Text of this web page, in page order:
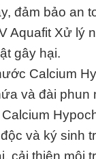
đảm bảo an
Aquafit Xử lý
gây hại.
Calcium
và đài phun
và ký sinh
cải thiện môi